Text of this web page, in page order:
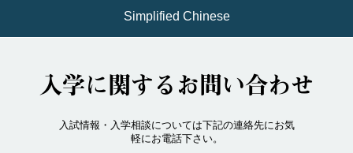
Simplified Chinese
入学に関するお問い合わせ
入試情報・入学相談については下記の連絡先にお気
軽にお電話下さい。